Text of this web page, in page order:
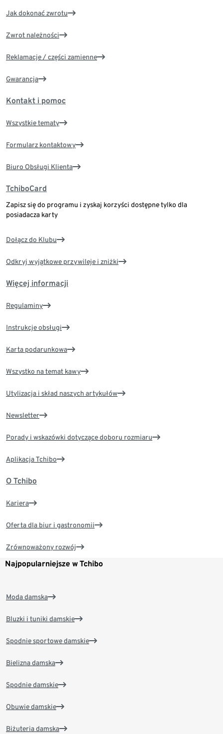
Jak dokonać zwrotu
Zwrot należności
Reklamacje / części zamienne
Gwarancja
Kontakt i pomoc
Wszystkie tematy
Formularz kontaktowy
Biuro Obsługi Klienta
TchiboCard
Zapisz się do programu i zyskaj korzyści dostępne tylko dla
posiadacza karty
Dołącz do Klubu
Odkryj wyjątkowe przywileje i zniżki
Więcej informacji
Regulaminy
Instrukcje obsługi
Karta podarunkowa
Wszystko na temat kawy
Utylizacja i skład naszych artykułów
Newsletter
Porady i wskazówki dotyczące doboru rozmiaru
Aplikacja Tchibo
O Tchibo
Kariera
Oferta dla biur i gastronomii
Zrównoważony rozwój
Najpopularniejsze w Tchibo
Moda damska
Bluzki i tuniki damskie
Spodnie sportowe damskie
Bielizna damska
Spodnie damskie
Obuwie damskie
Biżuteria damska